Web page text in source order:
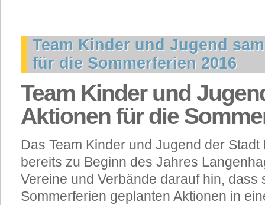
Team Kinder und Jugend
für die Sommerferien 2016
Team Kinder und
Aktionen für die
Das Team Kinder und Jugend der
bereits zu Beginn des Jahres
Vereine und Verbände darauf hin, dass
Sommerferien geplanten Aktionen in